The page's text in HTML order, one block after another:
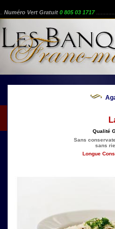
Numéro Vert Gratuit 0 805 03 1717
Qualité
Sans
sans
Longue